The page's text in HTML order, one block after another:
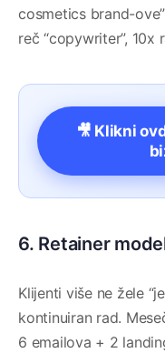
cosmetics brand-
reč “copywriter”, 10x
🎥 Klikni
6. Retainer
Klijenti više ne žele
kontinuiran rad.
6 emailova + 2